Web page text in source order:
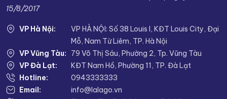
15/8/2017
VP Hà Nội:
VP HÀ NỘI: Số 38 Louis I, KĐT Louis City, Đại
Mỗ, Nam Từ Liêm, TP. Hà Nội
VP Vũng Tàu:
79 Võ Thị Sáu, Phường 2, Tp. Vũng Tàu
VP Đà Lạt:
KĐT Nam Hồ, Phường 11, TP. Đà Lạt
Hotline:
0943333333
Email:
info@lalago.vn